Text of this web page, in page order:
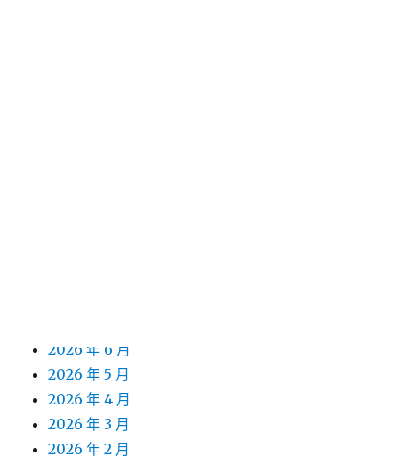
2026 年 6 月
2026 年 5 月
2026 年 4 月
2026 年 3 月
2026 年 2 月